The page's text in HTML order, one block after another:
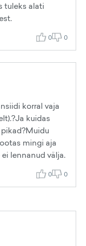
tuleks alati
0 0
korral vaja
kuidas
mingi aja
lennanud välja.
0 0